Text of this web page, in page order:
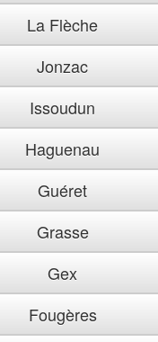
La Flèche
Jonzac
Issoudun
Haguenau
Guéret
Grasse
Gex
Fougères